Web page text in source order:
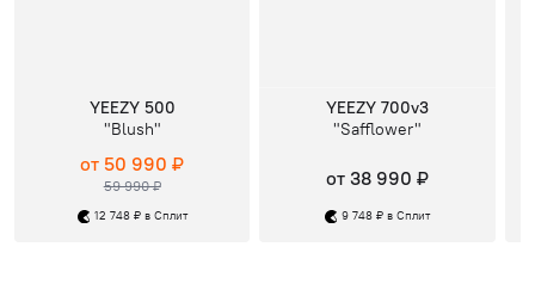
YEEZY 500
"Blush"
59 990 ₽
от 50 990 ₽
12 748 ₽ в Сплит
YEEZY 700v3
"Safflower"
от 38 990 ₽
9 748 ₽ в Сплит